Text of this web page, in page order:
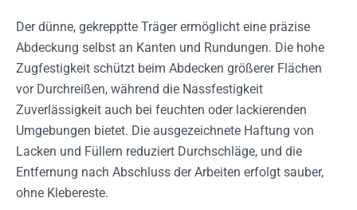
Der dünne, gekrepptte Träger ermöglicht eine präzise
Abdeckung selbst an Kanten und Rundungen. Die hohe
Zugfestigkeit schützt beim Abdecken größerer Flächen
vor Durchreißen, während die Nassfestigkeit
Zuverlässigkeit auch bei feuchten oder lackierenden
Umgebungen bietet. Die ausgezeichnete Haftung von
Lacken und Füllern reduziert Durchschläge, und die
Entfernung nach Abschluss der Arbeiten erfolgt sauber,
ohne Klebereste.